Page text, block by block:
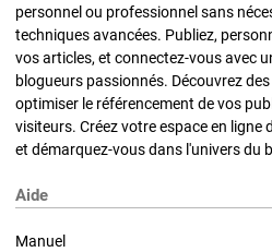
personnel ou professionnel sans
techniques avancées. Publiez,
vos articles, et connectez-vous avec
blogueurs passionnés. Découvrez
optimiser le référencement de vos
visiteurs. Créez votre espace en ligne
et démarquez-vous dans l'univers du
Aide
Manuel